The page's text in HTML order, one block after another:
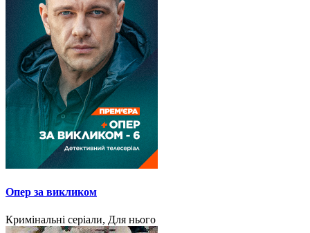
Опер за викликом
Кримінальні серіали, Для нього